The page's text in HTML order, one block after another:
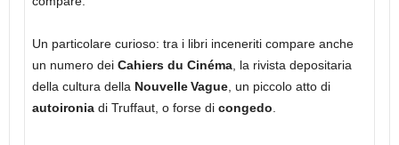
Un particolare curioso: tra i libri inceneriti compare anche
un numero dei Cahiers du Cinéma , la rivista depositaria
della cultura della Nouvelle Vague , un piccolo atto di
autoironia di Truffaut, o forse di congedo